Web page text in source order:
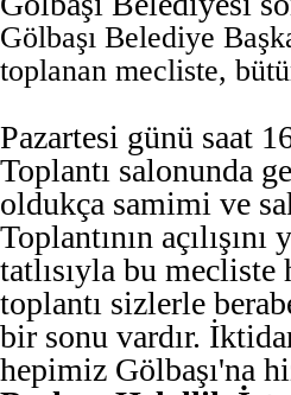
Gölbaşı Belediye
toplanan mecliste,
Pazartesi günü saat
Toplantı salonunda
oldukça samimi ve
Toplantının
tatlısıyla bu
toplantı sizlerle
bir sonu vardır.
hepimiz Gölbaşı'na